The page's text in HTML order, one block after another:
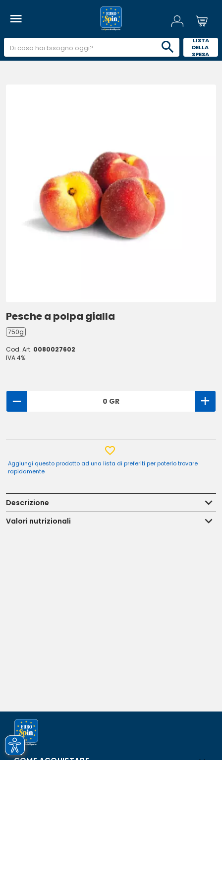
LISTA
DELLA
SPESA
Pesche a polpa gialla
750g
Cod. Art. 0080027602
IVA 4%
0 GR
Aggiungi questo prodotto ad una lista di preferiti per poterlo trovare
rapidamente
Descrizione
Valori nutrizionali
COME ACQUISTARE